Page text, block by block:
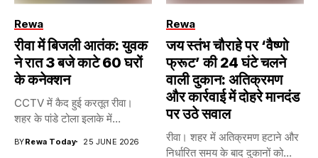
Rewa
रीवा में बिजली आतंक: युवक
ने रात 3 बजे काटे 60 घरों
के कनेक्शन
CCTV में कैद हुई करतूत रीवा।
शहर के पांडे टोला इलाके में...
BYRewa Today 25 JUNE 2026
Rewa
जय स्तंभ चौराहे पर ‘वैष्णो
फ्रूट’ की 24 घंटे चलने
वाली दुकान: अतिक्रमण
और कार्रवाई में दोहरे मानदंड
पर उठे सवाल
रीवा। शहर में अतिक्रमण हटाने और
निर्धारित समय के बाद दुकानों को...